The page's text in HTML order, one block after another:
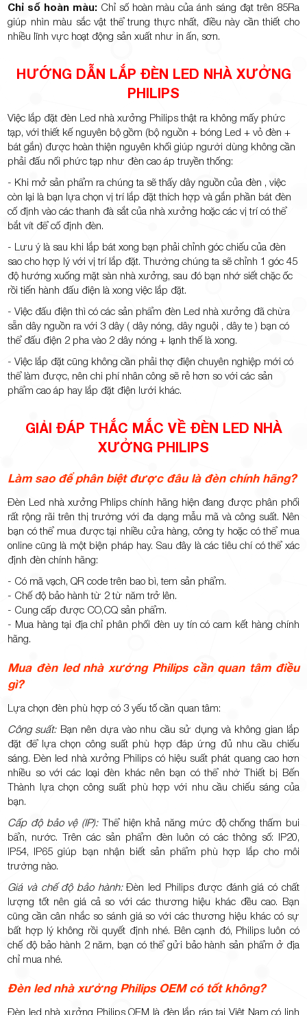
Chỉ số hoàn màu: Chỉ số hoàn màu của ánh sáng đạt trên 85Ra
giúp nhìn màu sắc vật thể trung thực nhất, điều này cần thiết cho
nhiều lĩnh vực hoạt động sản xuất như in ấn, sơn.
HƯỚNG DẪN LẮP ĐÈN LED NHÀ XƯỞNG
PHILIPS
Việc lắp đặt đèn Led nhà xưởng Philips thật ra không mấy phức
tạp, với thiết kế nguyên bộ gồm (bộ nguồn + bóng Led + vỏ đèn +
bát gắn) được hoàn thiện nguyên khối giúp người dùng không cần
phải đấu nối phức tạp như đèn cao áp truyền thống:
- Khi mở sản phẩm ra chúng ta sẽ thấy dây nguồn của đèn , việc
còn lại là bạn lựa chọn vị trí lắp đặt thích hợp và gắn phần bát đèn
cố định vào các thanh đà sắt của nhà xưởng hoặc các vị trí có thể
bắt vít để cố định đèn.
- Lưu ý là sau khi lắp bát xong bạn phải chỉnh góc chiếu của đèn
sao cho hợp lý với vị trí lắp đặt. Thường chúng ta sẽ chỉnh 1 góc 45
độ hướng xuống mặt sàn nhà xưởng, sau đó bạn nhớ siết chặc ốc
rồi tiến hành đấu điện là xong việc lắp đặt.
- Việc đấu điện thì có các sản phẩm đèn Led nhà xưởng đã chừa
sẵn dây nguồn ra với 3 dây ( dây nóng, dây nguội , dây te ) bạn có
thể đấu điện 2 pha vào 2 dây nóng + lạnh thế là xong.
- Việc lắp đặt cũng không cần phải thợ điện chuyên nghiệp mới có
thể làm được, nên chi phí nhân công sẽ rẻ hơn so với các sản
phẩm cao áp hay lắp đặt điện lưới khác.
GIẢI ĐÁP THẮC MẮC VỀ ĐÈN LED NHÀ
XƯỞNG PHILIPS
Làm sao để phân biệt được đâu là đèn chính hãng?
Đèn Led nhà xưởng Phlips chính hãng hiện đang được phân phối
rất rộng rãi trên thị trường với đa dạng mẫu mã và công suất. Nên
bạn có thể mua được tại nhiều cửa hàng, công ty hoặc có thể mua
online cũng là một biện pháp hay. Sau đây là các tiêu chí có thể xác
định đèn chính hãng:
- Có mã vạch, QR code trên bao bì, tem sản phẩm.
- Chế độ bảo hành từ 2 từ năm trở lên.
- Cung cấp được CO,CQ sản phẩm.
- Mua hàng tại địa chỉ phân phối đèn uy tín có cam kết hàng chính
hãng.
Mua đèn led nhà xưởng Philips cần quan tâm điều
gì?
Lựa chọn đèn phù hợp có 3 yếu tố cần quan tâm:
Công suất:Bạn nên dựa vào nhu cầu sử dụng và không gian lắp
đặt để lựa chọn công suất phù hợp đáp ứng đủ nhu cầu chiếu
sáng. Đèn led nhà xưởng Philips có hiệu suất phát quang cao hơn
nhiều so với các loại đèn khác nên bạn có thể nhờ Thiết bị Bến
Thành lựa chọn công suất phù hợp với nhu cầu chiếu sáng của
bạn.
Cấp độ bảo vệ (IP):Thể hiện khả năng mức độ chống thấm bui
bẩn, nước. Trên các sản phẩm đèn luôn có các thông số: IP20,
IP54, IP65 giúp bạn nhận biết sản phẩm phù hợp lắp cho môi
trường nào.
Giá và chế độ bảo hành:Đèn led Philips được đánh giá có chất
lượng tốt nên giá cả so với các thương hiệu khác đều cao. Bạn
cũng cần cân nhắc so sánh giá so với các thương hiệu khác có sự
bất hợp lý không rồi quyết định nhé. Bên cạnh đó, Philips luôn có
chế độ bảo hành 2 năm, bạn có thể gửi bảo hành sản phẩm ở địa
chỉ mua nhé.
Đèn led nhà xưởng Philips OEM có tốt không?
Đèn led nhà xưởng Philips OEM là đèn lắp ráp tại Việt Nam có linh